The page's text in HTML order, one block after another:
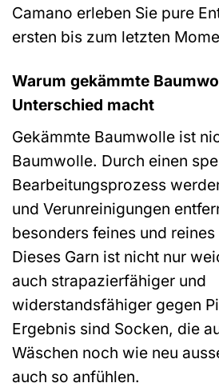
Camano erleben Sie pure
ersten bis zum letzten
Warum gekämmte
Unterschied macht
Gekämmte Baumwolle ist
Baumwolle. Durch einen
Bearbeitungsprozess
und Verunreinigungen
besonders feines und reines
Dieses Garn ist nicht nur
auch strapazierfähiger und
widerstandsfähiger gegen
Ergebnis sind Socken, die
Wäschen noch wie neu
auch so anfühlen.